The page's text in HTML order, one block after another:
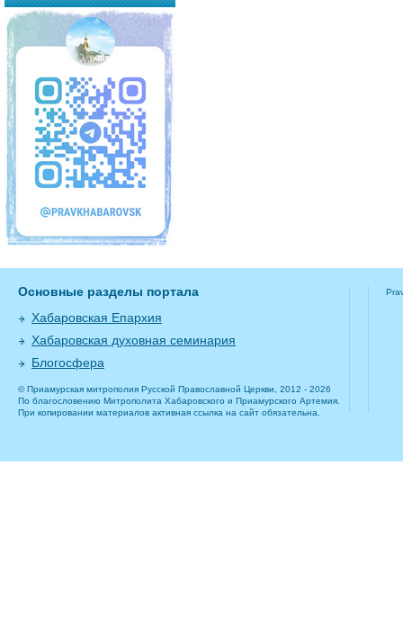
Основные разделы портала
Хабаровская Епархия
Хабаровская духовная семинария
Блогосфера
© Приамурская митрополия Русской Православной Церкви, 2012 - 2026
По благословению Митрополита Хабаровского и Приамурского Артемия.
При копировании материалов активная ссылка на сайт обязательна.